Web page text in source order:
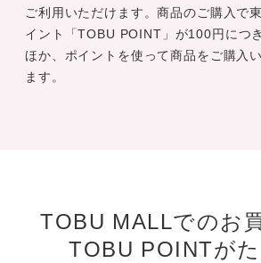
ご利用いただけます。商品のご購入で
イント「TOBU POINT」が100円につ
ほか、ポイントを使って商品をご購入
ます。
TOBU MALLでのお
TOBU POINTがた